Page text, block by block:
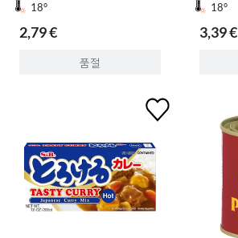
18°
2,79 €
품절
18°
3,39 €